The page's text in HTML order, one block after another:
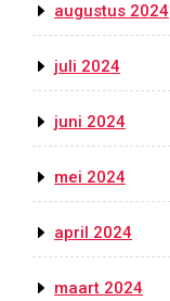
augustus 2024
juli 2024
juni 2024
mei 2024
april 2024
maart 2024